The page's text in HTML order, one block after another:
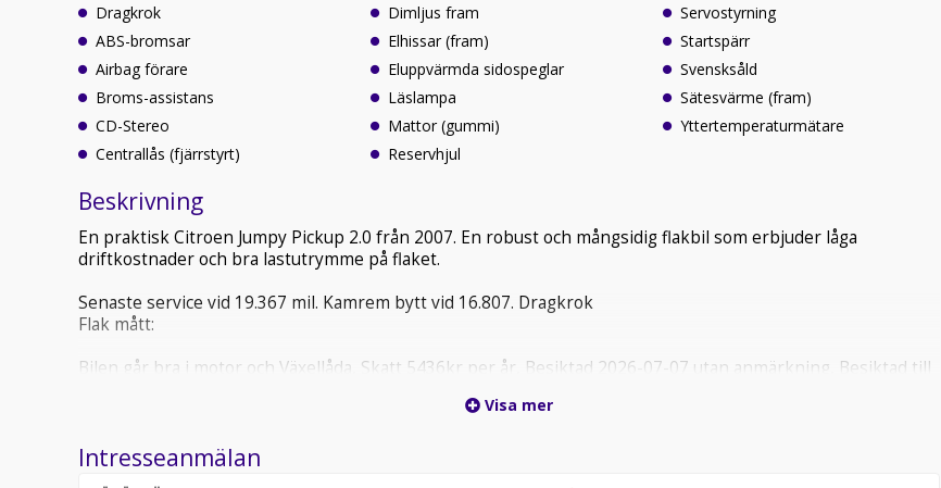
Dragkrok
ABS-bromsar
Airbag förare
Broms-assistans
CD-Stereo
Centrallås (fjärrstyrt)
Dimljus fram
Elhissar (fram)
Eluppvärmda sidospeglar
Läslampa
Mattor (gummi)
Reservhjul
Servostyrning
Startspärr
Svensksåld
Sätesvärme (fram)
Yttertemperaturmätare
Beskrivning
En praktisk Citroen Jumpy Pickup 2.0 från 2007. En robust och mångsidig flakbil som erbjuder låga
driftkostnader och bra lastutrymme på flaket.
Senaste service vid 19.367 mil. Kamrem bytt vid 16.807. Dragkrok
Flak mått:
Bilen går bra i motor och Växellåda, Skatt 5436kr per år, Besiktad 2026-07-07 utan anmärkning, Besiktad till
hela Sverige, Om ni vill veta mera om denna bil eller boka en provkörning är ni välkomna att ringa 021-44 44
Visa mer
Intresseanmälan